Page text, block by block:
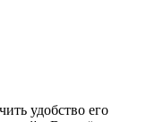
удобство его